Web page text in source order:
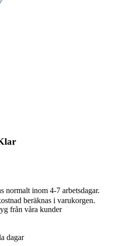
normalt inom 4-7 arbetsdagar.
beräknas i varukorgen.
från våra kunder
dagar